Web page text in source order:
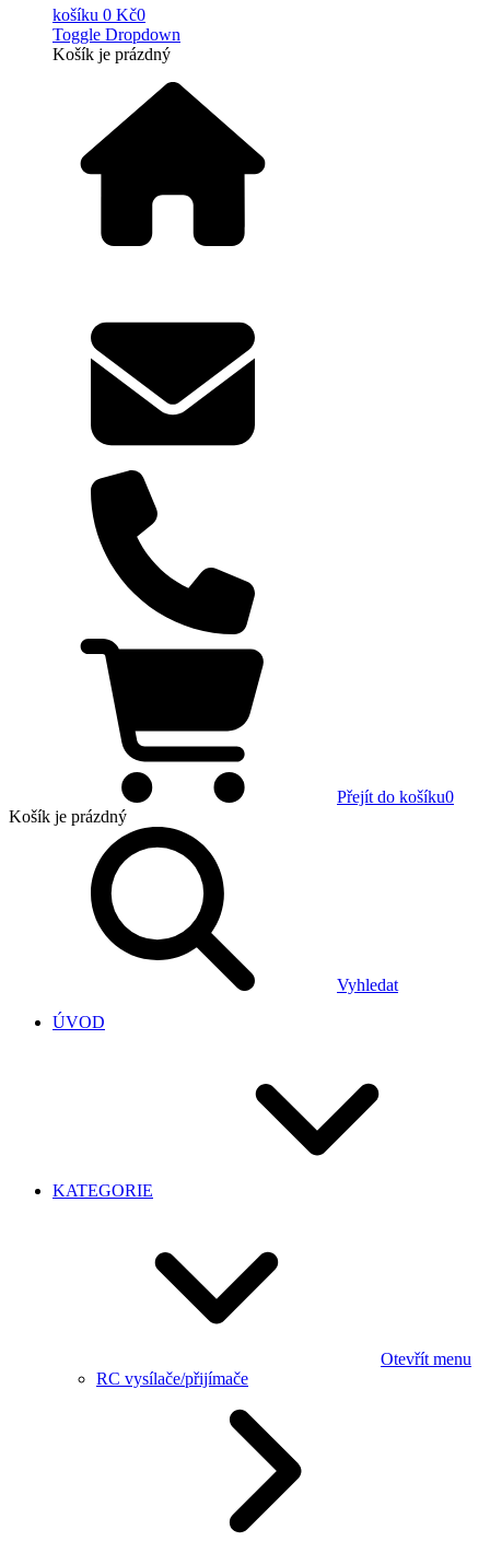
košíku 0 Kč0
Toggle Dropdown
Košík je prázdný
Přejít do košíku0
Košík je prázdný
Vyhledat
ÚVOD
KATEGORIE
Otevřít menu
RC vysílače/přijímače